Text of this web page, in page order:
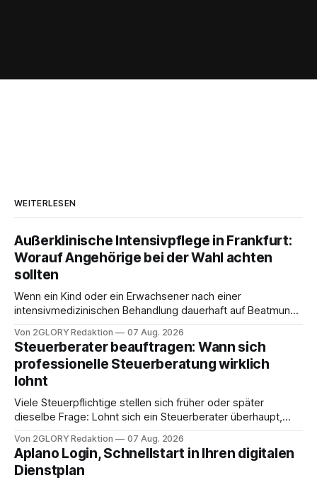
WEITERLESEN
Außerklinische Intensivpflege in Frankfurt:
Worauf Angehörige bei der Wahl achten
sollten
Wenn ein Kind oder ein Erwachsener nach einer
intensivmedizinischen Behandlung dauerhaft auf Beatmung
angewiesen ist, stellt sich für Familien eine schwierige
Frage: Muss die Versorgung dauerhaft in der Klinik bleiben –
oder ist ein Leben zu Hause möglich? Die außerklinische
Intensivpflege bietet genau diese Alternative: Sie
Von 2GLORY Redaktion 07 Aug. 2026
Steuerberater beauftragen: Wann sich
professionelle Steuerberatung wirklich
lohnt
Viele Steuerpflichtige stellen sich früher oder später
dieselbe Frage: Lohnt sich ein Steuerberater überhaupt,
erledigen? Die kurze Antwort: Bei einfachen
Einkommensverhältnissen reicht häufig eine Steuersoftware
aus – sobald jedoch mehrere Einkunftsarten
Von 2GLORY Redaktion 07 Aug. 2026
Aplano Login, Schnellstart in Ihren digitalen
Dienstplan